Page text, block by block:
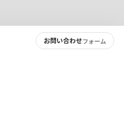
お問い合わせフォーム